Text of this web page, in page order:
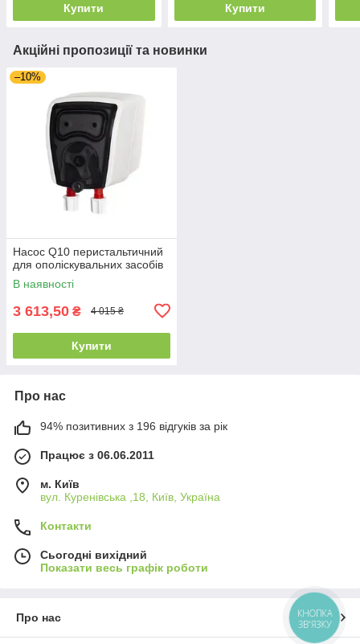
Купити Купити
Акційні пропозиції та новинки
–10%
Насос Q10 перистальтичний
для ополіскувальних засобів
В наявності
3 613,50 ₴ 4 015 ₴
Купити
Про нас
94% позитивних з 196 відгуків за рік
Працює з 06.06.2011
м. Київ
вул. Куренівська ,18, Київ, Україна
Контакти
Сьогодні вихідний
Показати весь графік роботи
Про нас
КНОПКА
ЗВ'ЯЗКУ